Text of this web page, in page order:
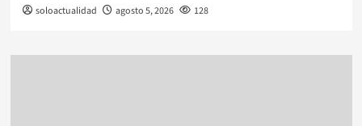
soloactualidad agosto 5, 2026 128